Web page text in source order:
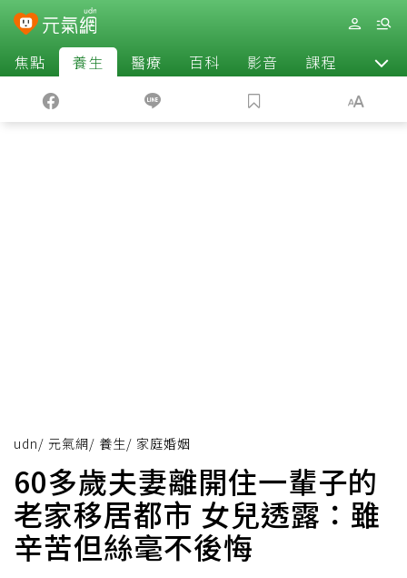
焦點 養生 醫療 百科 影音 課程 退休
udn/ 元氣網/ 養生/ 家庭婚姻
60多歲夫妻離開住一輩子的
老家移居都市 女兒透露：雖
辛苦但絲毫不後悔